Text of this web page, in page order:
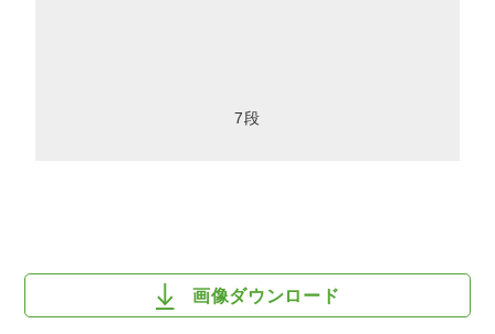
7段
画像ダウンロード